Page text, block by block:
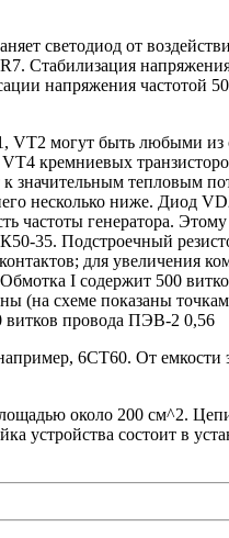
светодиод от
Стабилизация
напряжения частотой
VT2 могут быть любыми
кремниевых
значительным тепловым
несколько ниже. Диод
частоты генератора.
35. Подстроечный
для увеличения
I содержит 500
схеме показаны
витков провода ПЭВ-2 0,56
6СТ60. От емкости
около 200 см^2.
устройства состоит в